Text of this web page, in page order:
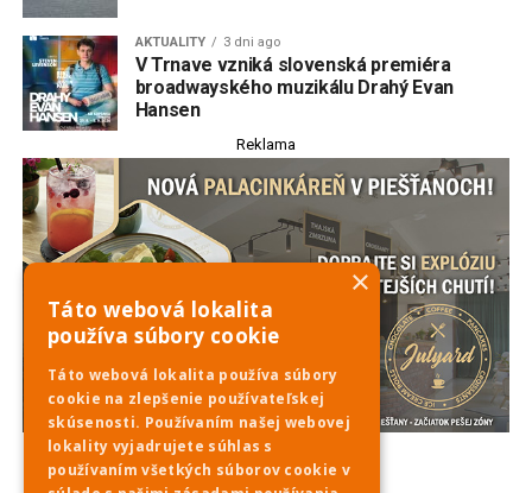
AKTUALITY 3 dni ago
V Trnave vzniká slovenská premiéra
broadwayského muzikálu Drahý Evan
Hansen
Reklama
×
Táto webová lokalita
používa súbory cookie
Táto webová lokalita používa súbory
cookie na zlepšenie používateľskej
skúsenosti. Používaním našej webovej
lokality vyjadrujete súhlas s
používaním všetkých súborov cookie v